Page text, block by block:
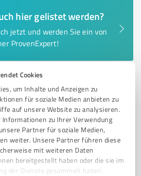
Cookies
um Inhalte und Anzeigen zu
für soziale Medien anbieten zu
auf unsere Website zu analysieren.
Informationen zu Ihrer Verwendung
Partner für soziale Medien,
weiter. Unsere Partner führen diese
mit weiteren Daten
bereitgestellt haben oder die sie im
der Dienste gesammelt haben.
hier gelistet werden?
jetzt und werden Sie ein von
ProvenExpert!
– Persönliche
Münsterland
WEG-VERWALTUNG MIETVERWALTUNG
HAUSVERWALTUNG MÜNSTERLAND